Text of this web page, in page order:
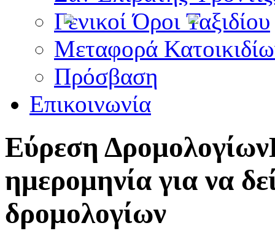
Γενικοί Όροι Ταξιδίου
Μεταφορά
Πρόσβαση
Επικοινωνία
Εύρεση Δρομολογίων
ημερομηνία για να
δρομολογίων